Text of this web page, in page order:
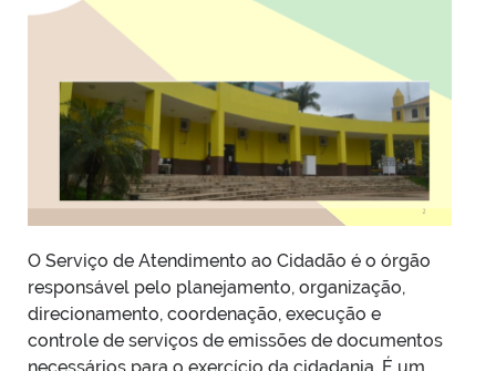
O Serviço de Atendimento ao Cidadão é o órgão
responsável pelo planejamento, organização,
direcionamento, coordenação, execução e
controle de serviços de emissões de documentos